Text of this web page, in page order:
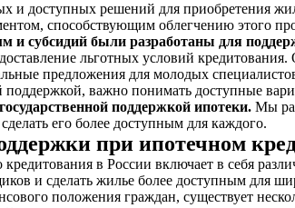
и доступных решений для приобретения
способствующим облегчению этого
и субсидий были разработаны для
льготных условий
предложения для молодых
поддержкой, важно понимать доступные
поддержкой ипотеки. Мы
его более доступным для каждого.
при ипотечном
кредитования в России включает в себя
и сделать жилье более доступным для
положения граждан, существует